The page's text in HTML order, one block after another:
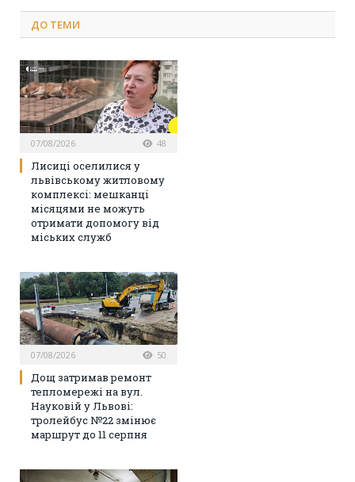
ДО ТЕМИ
07/08/2026 48
Лисиці оселилися у
львівському житловому
комплексі: мешканці
місяцями не можуть
отримати допомогу від
міських служб
07/08/2026 50
Дощ затримав ремонт
тепломережі на вул.
Науковій у Львові:
тролейбус №22 змінює
маршрут до 11 серпня